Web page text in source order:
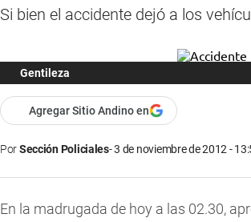
Si bien el accidente dejó a los
Gentileza
Agregar Sitio Andino en
PorSección Policiales 3 de noviembre de 2012 -
En la madrugada de hoy a las 02.30,